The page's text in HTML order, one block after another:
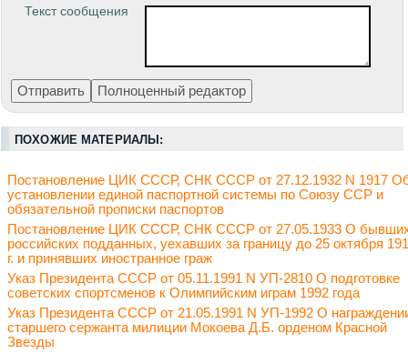
Текст сообщения
ПОХОЖИЕ МАТЕРИАЛЫ:
Постановление ЦИК СССР, СНК СССР от 27.12.1932 N 1917
установлении единой паспортной системы по Союзу ССР и
обязательной прописки паспортов
Постановление ЦИК СССР, СНК СССР от 27.05.1933 О
российских подданных, уехавших за границу до 25 октября
г. и принявших иностранное граж
Указ Президента СССР от 05.11.1991 N УП-2810 О подготовке
советских спортсменов к Олимпийским играм 1992 года
Указ Президента СССР от 21.05.1991 N УП-1992 О
старшего сержанта милиции Мокоева Д.Б. орденом Красной
Звезды